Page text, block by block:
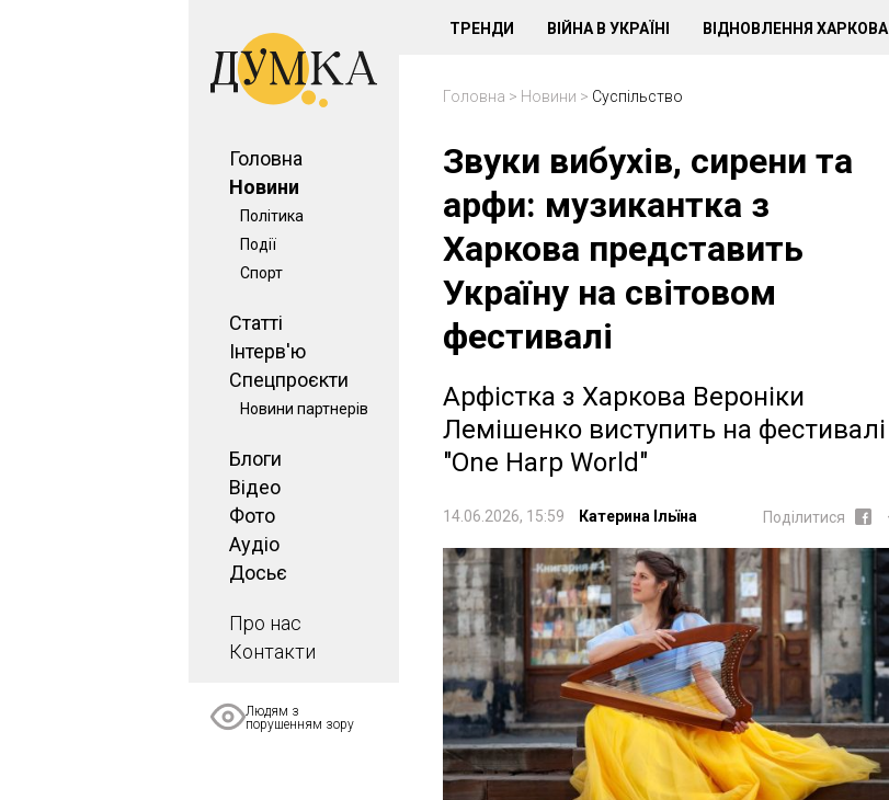
Головна
Новини
Політика
Події
Спорт
Статті
Інтерв'ю
Спецпроєкти
Новини партнерів
Блоги
Відео
Фото
Аудіо
Досьє
Про нас
Контакти
Людям з
порушенням зору
ТРЕНДИ ВІЙНА В УКРАЇНІ ВІДНОВЛЕННЯ ХАРКОВА
Головна > Новини > Суспільство
Звуки вибухів, сирени та
арфи: музикантка з
Харкова представить
Україну на світовом
фестивалі
Арфістка з Харкова Вероніки
Лемішенко виступить на фестивалі
"One Harp World"
14.06.2026, 15:59 Катерина Ільїна Поділитися